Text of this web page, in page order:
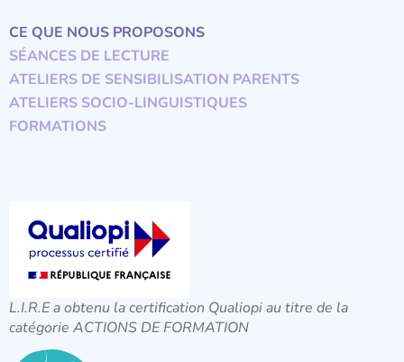
CE QUE NOUS PROPOSONS
SÉANCES DE LECTURE
ATELIERS DE SENSIBILISATION PARENTS
ATELIERS SOCIO-LINGUISTIQUES
FORMATIONS
L.I.R.E a obtenu la certification Qualiopi au titre de la
catégorie ACTIONS DE FORMATION